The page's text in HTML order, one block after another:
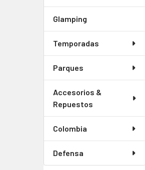
Glamping
Temporadas
Parques
Accesorios &
Repuestos
Colombia
Defensa